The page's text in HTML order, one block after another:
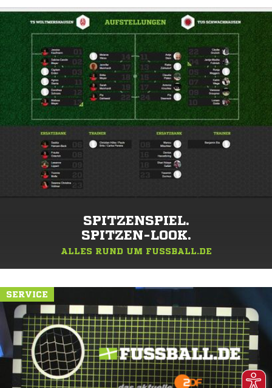
SPITZENSPIEL.
SPITZEN-LOOK.
ALLES RUND UM FUSSBALL.DE
SERVICE